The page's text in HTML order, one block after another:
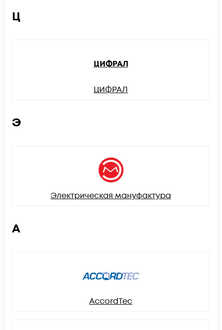
Ц
ЦИФРАЛ
ЦИФРАЛ
Э
Электрическая мануфактура
A
AccordTec